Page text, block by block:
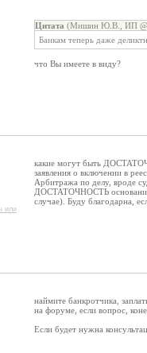
Цитата (Мишин Ю.В., ИП @
Банкам теперь даже
что Вы имеете в виду?
или
какие могут быть
заявления о включении в
Арбитража по делу, вроде
ДОСТАТОЧНОСТЬ
случае). Буду благодарна,
наймите банкротчика,
на форуме, если вопрос,
Если будет нужна